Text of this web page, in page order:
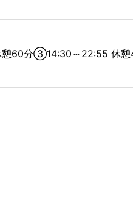
60分③14:30～22:55 休憩